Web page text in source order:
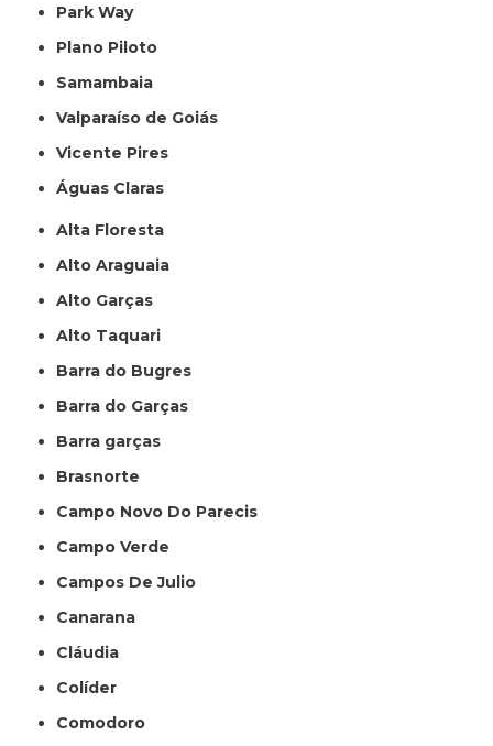
Park Way
Plano Piloto
Samambaia
Valparaíso de Goiás
Vicente Pires
Águas Claras
Alta Floresta
Alto Araguaia
Alto Garças
Alto Taquari
Barra do Bugres
Barra do Garças
Barra garças
Brasnorte
Campo Novo Do Parecis
Campo Verde
Campos De Julio
Canarana
Cláudia
Colíder
Comodoro